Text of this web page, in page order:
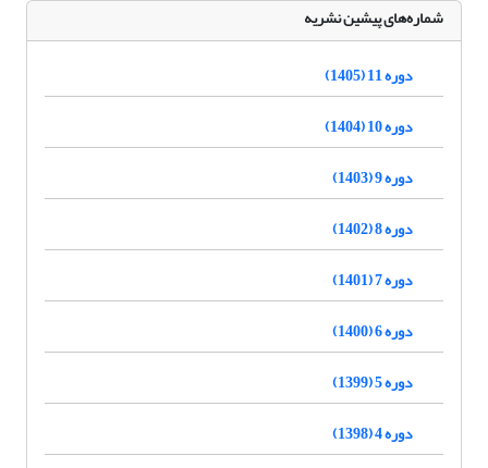
شماره‌های پیشین نشریه
دوره 11 (1405)
دوره 10 (1404)
دوره 9 (1403)
دوره 8 (1402)
دوره 7 (1401)
دوره 6 (1400)
دوره 5 (1399)
دوره 4 (1398)